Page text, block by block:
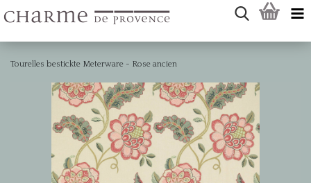
Tourelles bestickte Meterware - Rose ancien